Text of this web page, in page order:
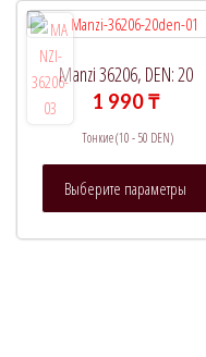
Manzi 36206, DEN: 20
1 990₸
Тонкие (10 - 50 DEN)
Выберите параметры